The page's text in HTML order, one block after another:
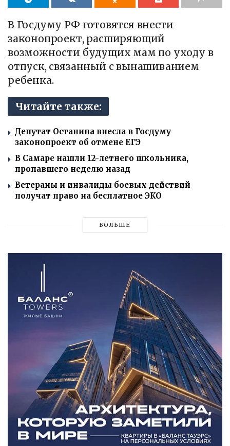
В Госдуму РФ готовятся внести
законопроект, расширяющий
возможности будущих мам по уходу в
отпуск, связанный с вынашиванием
ребенка.
Читайте также:
Депутат Останина внесла в Госдуму
законопроект об отмене ЕГЭ
В Самаре нашли 12-летнего школьника,
пропавшего неделю назад
Ветераны и инвалиды боевых действий
получат право на бесплатное ЭКО
БОЛЬШЕ